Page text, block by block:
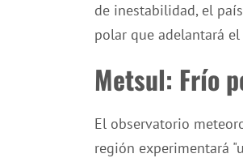
de inestabilidad, el
polar que adelantará
Metsul: Frío
El observatorio
región experimentará